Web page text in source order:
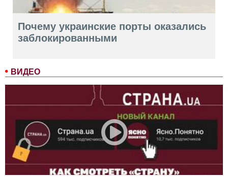
ВИДЕО
Почему украинские порты оказались
заблокированными